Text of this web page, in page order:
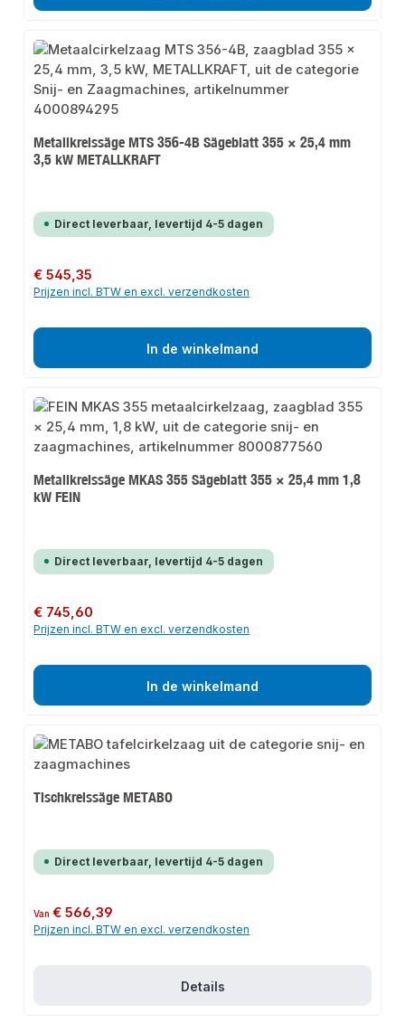
Metallkreissäge MTS 356-4B Sägeblatt 355 × 25,4 mm
3,5 kW METALLKRAFT
Direct leverbaar, levertijd 4-5 dagen
Normale prijs:
€ 545,35
Prijzen incl. BTW en excl. verzendkosten
In de winkelmand
Metallkreissäge MKAS 355 Sägeblatt 355 × 25,4 mm 1,8
kW FEIN
Direct leverbaar, levertijd 4-5 dagen
Normale prijs:
€ 745,60
Prijzen incl. BTW en excl. verzendkosten
In de winkelmand
Tischkreissäge METABO
Direct leverbaar, levertijd 4-5 dagen
Normale prijs:
Van€ 566,39
Prijzen incl. BTW en excl. verzendkosten
Details